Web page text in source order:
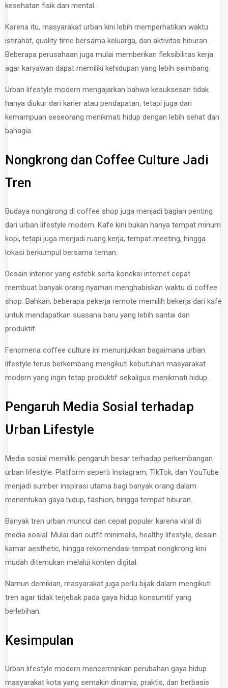
kesehatan fisik dan mental.
Karena itu, masyarakat urban kini lebih memperhatikan waktu
istirahat, quality time bersama keluarga, dan aktivitas hiburan.
Beberapa perusahaan juga mulai memberikan fleksibilitas kerja
agar karyawan dapat memiliki kehidupan yang lebih seimbang.
Urban lifestyle modern mengajarkan bahwa kesuksesan tidak
hanya diukur dari karier atau pendapatan, tetapi juga dari
kemampuan seseorang menikmati hidup dengan lebih sehat dan
bahagia.
Nongkrong dan Coffee Culture Jadi
Tren
Budaya nongkrong di coffee shop juga menjadi bagian penting
dari urban lifestyle modern. Kafe kini bukan hanya tempat minum
kopi, tetapi juga menjadi ruang kerja, tempat meeting, hingga
lokasi berkumpul bersama teman.
Desain interior yang estetik serta koneksi internet cepat
membuat banyak orang nyaman menghabiskan waktu di coffee
shop. Bahkan, beberapa pekerja remote memilih bekerja dari kafe
untuk mendapatkan suasana baru yang lebih santai dan
produktif.
Fenomena coffee culture ini menunjukkan bagaimana urban
lifestyle terus berkembang mengikuti kebutuhan masyarakat
modern yang ingin tetap produktif sekaligus menikmati hidup.
Pengaruh Media Sosial terhadap
Urban Lifestyle
Media sosial memiliki pengaruh besar terhadap perkembangan
urban lifestyle. Platform seperti Instagram, TikTok, dan YouTube
menjadi sumber inspirasi utama bagi banyak orang dalam
menentukan gaya hidup, fashion, hingga tempat hiburan.
Banyak tren urban muncul dan cepat populer karena viral di
media sosial. Mulai dari outfit minimalis, healthy lifestyle, desain
kamar aesthetic, hingga rekomendasi tempat nongkrong kini
mudah ditemukan melalui konten digital.
Namun demikian, masyarakat juga perlu bijak dalam mengikuti
tren agar tidak terjebak pada gaya hidup konsumtif yang
berlebihan.
Kesimpulan
Urban lifestyle modern mencerminkan perubahan gaya hidup
masyarakat kota yang semakin dinamis, praktis, dan berbasis